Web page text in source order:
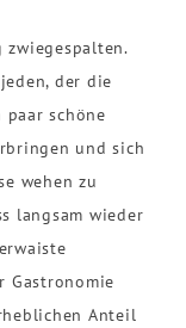
zwiegespalten.
der die
schöne
und sich
wehen zu
langsam wieder
Gastronomie
Anteil